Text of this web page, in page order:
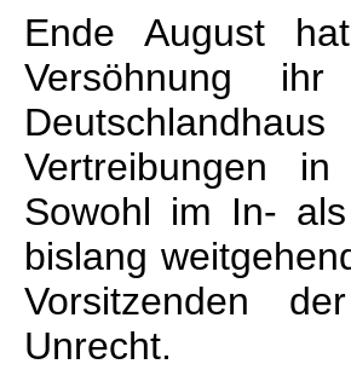
Ende August
Versöhnung
Vertreibungen
Sowohl im In-
bislang
Vorsitzenden
Unrecht.